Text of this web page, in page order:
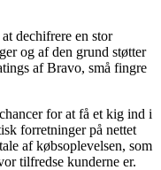
dechifrere en stor
og af den grund støtter
af Bravo, små fingre
for at få et kig ind i
forretninger på nettet
af købsoplevelsen, som
tilfredse kunderne er.